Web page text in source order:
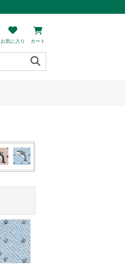
お気に入り カート